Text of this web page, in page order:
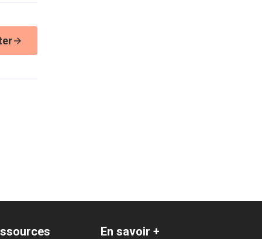
En savoir +